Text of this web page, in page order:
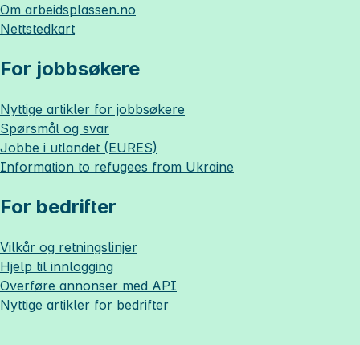
Om arbeidsplassen.no
Nettstedkart
For jobbsøkere
Nyttige artikler for jobbsøkere
Spørsmål og svar
Jobbe i utlandet (EURES)
Information to refugees from Ukraine
For bedrifter
Vilkår og retningslinjer
Hjelp til innlogging
Overføre annonser med API
Nyttige artikler for bedrifter